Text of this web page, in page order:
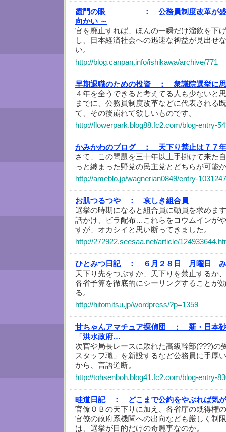
霞門の眼 ：
公務員制度改革が
向かい ～
官を廃止すれば、ほんの一瞬だけ溜飲を下
し、日本経済社会への迅速な裨益が見出せ
い。
http://blog.canpan.info/ishikawa/archive/771
早期退職のための投資 ：
衆議院選挙に
４年を全うできると考えてる人も少ないと
までに、公務員制度改革などに代表される
て、その後崩れて欲しいものです。
http://flowerpark.blog88.fc2.com/blog-entry-
かみかわのブログ ：
天下り禁止は７７
さて、この問題を三十年以上手掛けて来た
っと纏まった野党の民主党とどちらが可能
http://ameblo.jp/wagnerian0849/entry-
お肌つるつや ：
哀しき組合員
選挙の時期になると組合員に動員を求めま
話かけ、ビラ配布…これらをコウムインが
すが、オカシイと思い断ってきました。
http://272922.seesaa.net/article/
ひとみつ日記 ：
６月２８日 月曜日
天下り先をつぶすか、天下りを禁止するか
各省予算を徹底的にシーリングすることが
る。
http://hitomitsu.jp/wordpress/?p=1359
甘ちゃんアマチュア探偵団 ：
新・日本
「洪水政府…
次官や局長レースに敗れた高級幹部(???)の
スタッフ職」を新設するなど公務員に手厚
から、言語道断。
http://tohsenboh.blog41.fc2.com/blog-entry-
畦道日記 ：
どこまで公約をやぶれば気
官僚ＯＢの天下りに加え、各省庁の既得権
官僚の政府系機関への出向なども厳しく制
は、選挙が目的だけの奇麗事なのか。